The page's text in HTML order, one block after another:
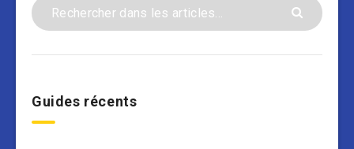
Guides récents